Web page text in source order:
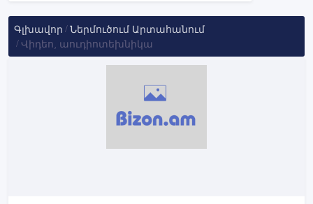
Գլխավոր
Ներմուծում Արտահանում
Վիդեո, աուդիոտեխնիկա